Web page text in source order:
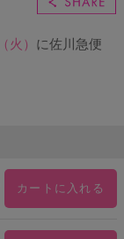
） に佐川急便
カートに入れる